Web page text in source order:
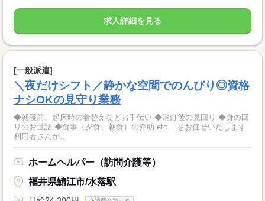
求人詳細を見る
[一般派遣]
＼夜だけシフト／静かな空間でのんびり◎資格
ナシOKの見守り業務
◆就寝前、起床時の着替えなどお手伝い ◆消灯後の見回り ◆身の回
りのお世話 ◆食事（夕食、朝食）の介助 etc... をお任せいたします
利用者さんが...
ホームヘルパー（訪問介護等）
福井県鯖江市/水落駅